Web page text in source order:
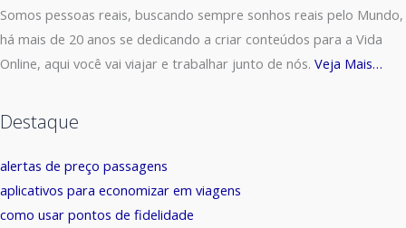
Somos pessoas reais, buscando sempre sonhos reais pelo Mundo,
há mais de 20 anos se dedicando a criar conteúdos para a Vida
Online, aqui você vai viajar e trabalhar junto de nós. Veja Mais…
Destaque
alertas de preço passagens
aplicativos para economizar em viagens
como usar pontos de fidelidade